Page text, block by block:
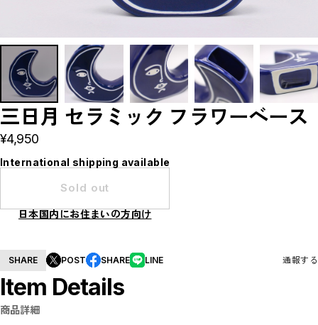
Decoration
Vintage
Accessary
Tableware
Home decoration
Brands
三日月 セラミック フラワーベース
¥4,950
International shipping available
Sold out
日本国内にお住まいの方向け
SHARE POST SHARE LINE 通報する
Item Details
商品詳細